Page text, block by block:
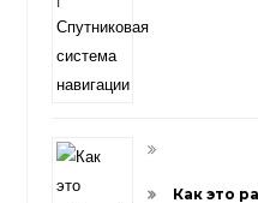
Как это